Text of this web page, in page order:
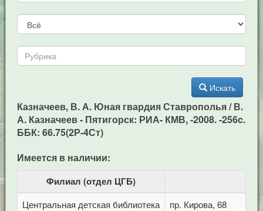
Искать
Казначеев, В. А. Юная гвардия Ставрополья / В.
А. Казначеев - Пятигорск: РИА- КМВ, -2008. -256c.
ББК: 66.75(2Р-4Ст)
Имеется в наличии:
Филиал (отдел ЦГБ)
Центральная детская библиотека
пр. Кирова, 68